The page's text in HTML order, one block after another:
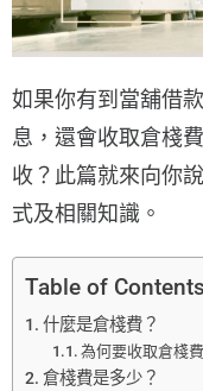
如果你有到當舖借
息，還會收取倉棧
收？此篇就來向你
式及相關知識。
Table of Contents
什麼是倉棧費？
為何要收取倉棧
倉棧費是多少？